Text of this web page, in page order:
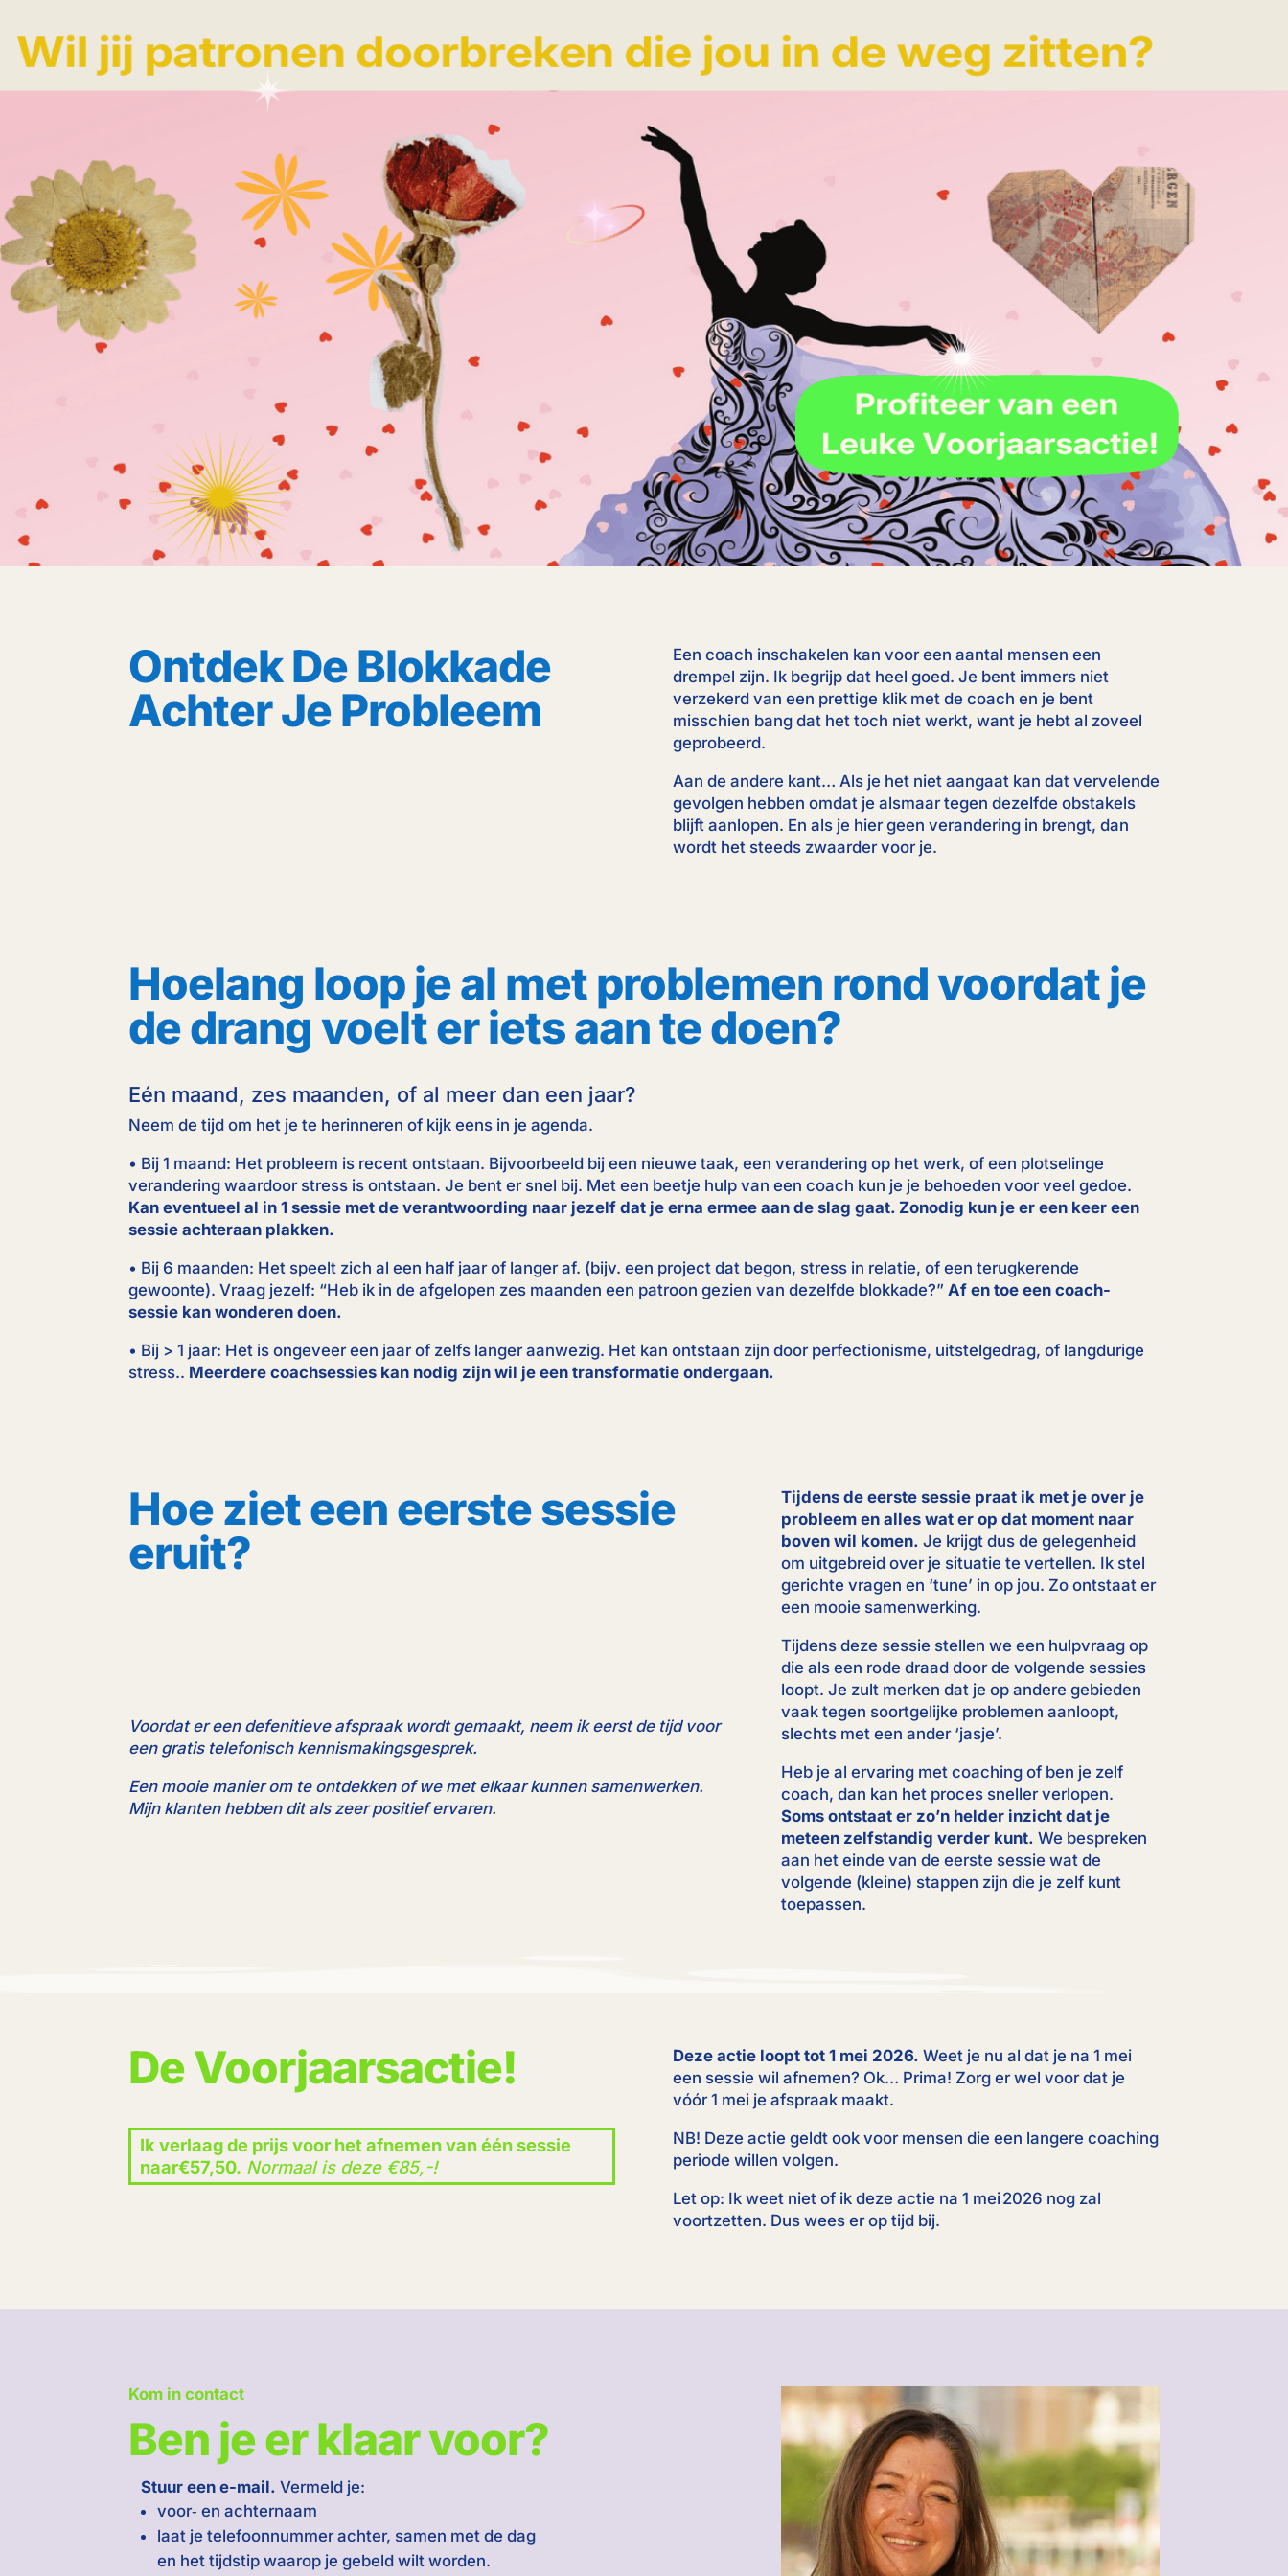
Ontdek De Blokkade
Achter Je Probleem
Een coach inschakelen kan voor een aantal mensen een
drempel zijn. Ik begrijp dat heel goed. Je bent immers niet
verzekerd van een prettige klik met de coach en je bent
misschien bang dat het toch niet werkt, want je hebt al zoveel
geprobeerd.
Aan de andere kant… Als je het niet aangaat kan dat vervelende
gevolgen hebben omdat je alsmaar tegen dezelfde obstakels
blijft aanlopen. En als je hier geen verandering in brengt, dan
wordt het steeds zwaarder voor je.
Hoelang loop je al met problemen rond voordat je
de drang voelt er iets aan te doen?
Eén maand, zes maanden, of al meer dan een jaar?
Neem de tijd om het je te herinneren of kijk eens in je agenda.
• Bij 1 maand: Het probleem is recent ontstaan. Bijvoorbeeld bij een nieuwe taak, een verandering op het werk, of een plotselinge
verandering waardoor stress is ontstaan. Je bent er snel bij. Met een beetje hulp van een coach kun je je behoeden voor veel gedoe.
Kan eventueel al in 1 sessie met de verantwoording naar jezelf dat je erna ermee aan de slag gaat. Zonodig kun je er een keer een
sessie achteraan plakken.
• Bij 6 maanden: Het speelt zich al een half jaar of langer af. (bijv. een project dat begon, stress in relatie, of een terugkerende
gewoonte). Vraag jezelf: “Heb ik in de afgelopen zes maanden een patroon gezien van dezelfde blokkade?” Af en toe een coach-
sessie kan wonderen doen.
• Bij > 1 jaar: Het is ongeveer een jaar of zelfs langer aanwezig. Het kan ontstaan zijn door perfectionisme, uitstelgedrag, of langdurige
stress.. Meerdere coachsessies kan nodig zijn wil je een transformatie ondergaan.
Hoe ziet een eerste sessie
eruit?
Voordat er een defenitieve afspraak wordt gemaakt, neem ik eerst de tijd voor
een gratis telefonisch kennismakingsgesprek.
Een mooie manier om te ontdekken of we met elkaar kunnen samenwerken.
Mijn klanten hebben dit als zeer positief ervaren.
Tijdens de eerste sessie praat ik met je over je
probleem en alles wat er op dat moment naar
boven wil komen. Je krijgt dus de gelegenheid
om uitgebreid over je situatie te vertellen. Ik stel
gerichte vragen en ‘tune’ in op jou. Zo ontstaat er
een mooie samenwerking.
Tijdens deze sessie stellen we een hulpvraag op
die als een rode draad door de volgende sessies
loopt. Je zult merken dat je op andere gebieden
vaak tegen soortgelijke problemen aanloopt,
slechts met een ander ‘jasje’.
Heb je al ervaring met coaching of ben je zelf
coach, dan kan het proces sneller verlopen.
Soms ontstaat er zo’n helder inzicht dat je
meteen zelfstandig verder kunt. We bespreken
aan het einde van de eerste sessie wat de
volgende (kleine) stappen zijn die je zelf kunt
toepassen.
De Voorjaarsactie!
Ik verlaag de prijs voor het afnemen van één sessie
naar€57,50. Normaal is deze €85,-!
Deze actie loopt tot 1 mei 2026. Weet je nu al dat je na 1 mei
een sessie wil afnemen? Ok… Prima! Zorg er wel voor dat je
vóór 1 mei je afspraak maakt.
NB! Deze actie geldt ook voor mensen die een langere coaching
periode willen volgen.
Let op: Ik weet niet of ik deze actie na 1 mei 2026 nog zal
voortzetten. Dus wees er op tijd bij.
Kom in contact
Ben je er klaar voor?
Stuur een e-mail. Vermeld je:
voor‑ en achternaam
laat je telefoonnummer achter, samen met de dag
en het tijdstip waarop je gebeld wilt worden.